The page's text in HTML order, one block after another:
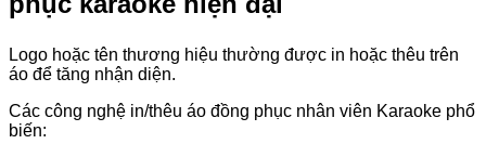
Logo hoặc tên thương hiệu thường được in hoặc thêu trên
áo để tăng nhận diện.
Các công nghệ in/thêu áo đồng phục nhân viên Karaoke phổ
biến: